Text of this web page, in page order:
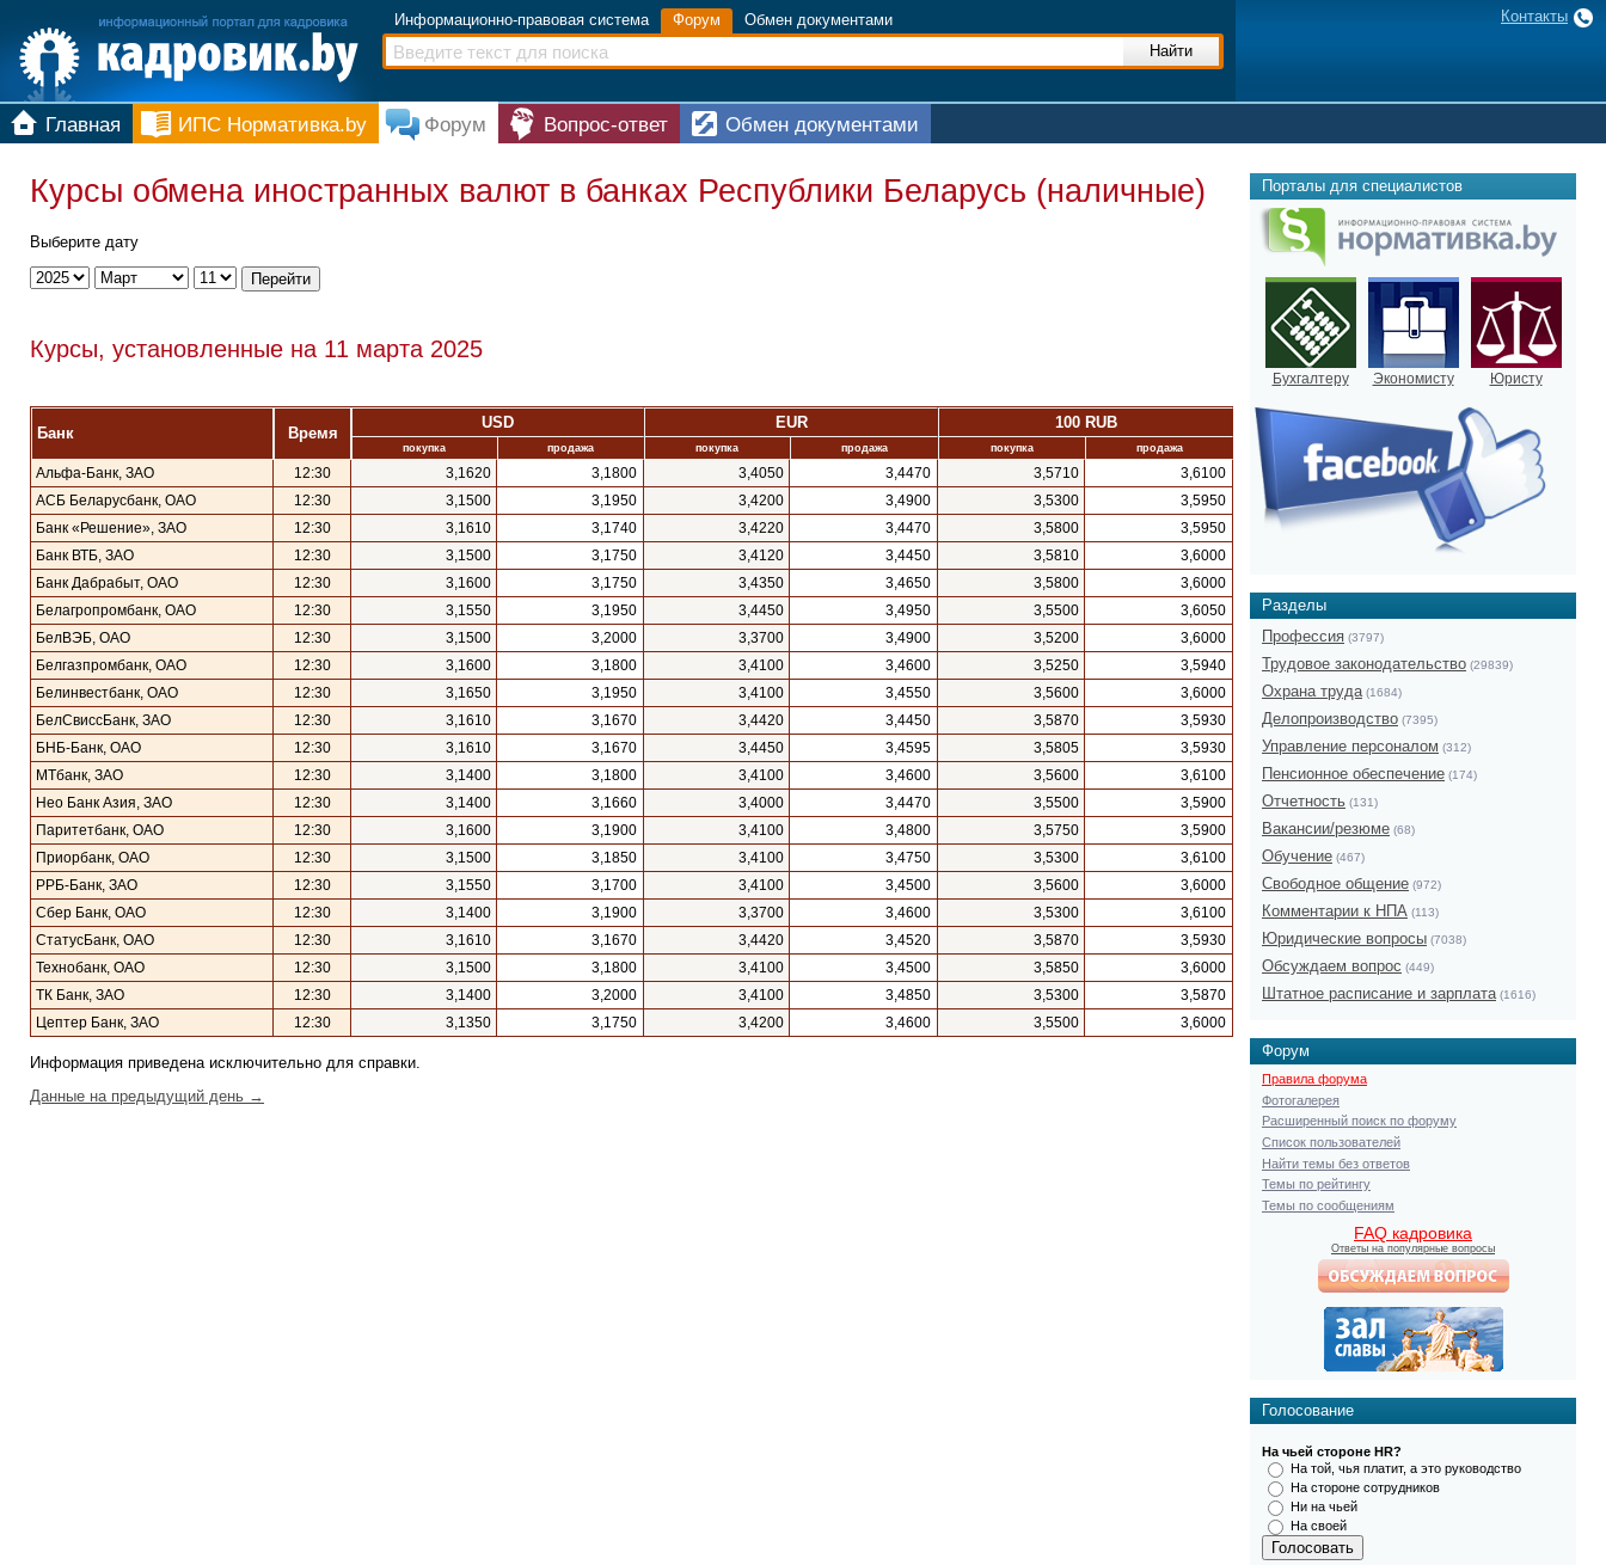
Информационно-правовая система Форум Обмен документами Контакты
Главная ИПС Нормативка.by Форум Вопрос-ответ Обмен документами
Курсы обмена иностранных валют в банках Республики Беларусь (наличные)
Выберите дату
Курсы, установленные на 11 марта 2025
Банк Время
USD EUR 100 RUB
покупка продажа покупка продажа покупка продажа
Альфа-Банк, ЗАО 12:30 3,1620 3,1800 3,4050 3,4470 3,5710
3,6100
АСБ Беларусбанк, ОАО
12:30 3,1500 3,1950 3,4200 3,4900 3,5300
3,5950
Банк «Решение», ЗАО
12:30 3,1610 3,1740 3,4220 3,4470 3,5800
3,5950
Банк ВТБ, ЗАО
12:30 3,1500 3,1750 3,4120 3,4450 3,5810
3,6000
Банк Дабрабыт, ОАО
12:30 3,1600 3,1750 3,4350 3,4650 3,5800
3,6000
Белагропромбанк, ОАО
12:30 3,1550 3,1950 3,4450 3,4950 3,5500
3,6050
БелВЭБ, ОАО
12:30 3,1500 3,2000 3,3700 3,4900 3,5200
3,6000
Белгазпромбанк, ОАО
12:30 3,1600 3,1800 3,4100 3,4600 3,5250
3,5940
Белинвестбанк, ОАО
12:30 3,1650 3,1950 3,4100 3,4550 3,5600
3,6000
БелСвиссБанк, ЗАО
12:30 3,1610 3,1670 3,4420 3,4450 3,5870
3,5930
БНБ-Банк, ОАО
12:30 3,1610 3,1670 3,4450 3,4595 3,5805
3,5930
МТбанк, ЗАО
12:30 3,1400 3,1800 3,4100 3,4600 3,5600
3,6100
Нео Банк Азия, ЗАО
12:30 3,1400 3,1660 3,4000 3,4470 3,5500
3,5900
Паритетбанк, ОАО
12:30 3,1600 3,1900 3,4100 3,4800 3,5750
3,5900
Приорбанк, ОАО
12:30 3,1500 3,1850 3,4100 3,4750 3,5300
3,6100
РРБ-Банк, ЗАО
12:30 3,1550 3,1700 3,4100 3,4500 3,5600
3,6000
Сбер Банк, ОАО
12:30 3,1400 3,1900 3,3700 3,4600 3,5300
3,6100
СтатусБанк, ОАО
12:30 3,1610 3,1670 3,4420 3,4520 3,5870
3,5930
Технобанк, ОАО
12:30 3,1500 3,1800 3,4100 3,4500 3,5850
3,6000
ТК Банк, ЗАО
12:30 3,1400 3,2000 3,4100 3,4850 3,5300
3,5870
Цептер Банк, ЗАО
12:30 3,1350 3,1750 3,4200 3,4600 3,5500 3,6000
Информация приведена исключительно для справки.
Данные на предыдущий день →
Порталы для специалистов
Бухгалтеру Экономисту Юристу
Разделы
Профессия (3797)
Трудовое законодательство (29839)
Охрана труда(1684)
Делопроизводство (7395)
Управление персоналом (312)
Пенсионное обеспечение (174)
Отчетность (131)
Вакансии/резюме (68)
Обучение (467)
Свободное общение (972)
Комментарии к НПА (113)
Юридические вопросы (7038)
Обсуждаем вопрос (449)
Штатное расписание и зарплата(1616)
Форум
Правила форума
Фотогалерея
Расширенный поиск по форуму
Список пользователей
Найти темы без ответов
Темы по рейтингу
Темы по сообщениям
FAQ кадровика
Ответы на популярные вопросы
Голосование
На чьей стороне HR?
На той, чья платит, а это руководство
На стороне сотрудников
Ни на чьей
На своей